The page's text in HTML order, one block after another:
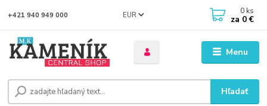
Menu
EUR
Hľadať
+421 940 949 000 0 ks
za 0 €